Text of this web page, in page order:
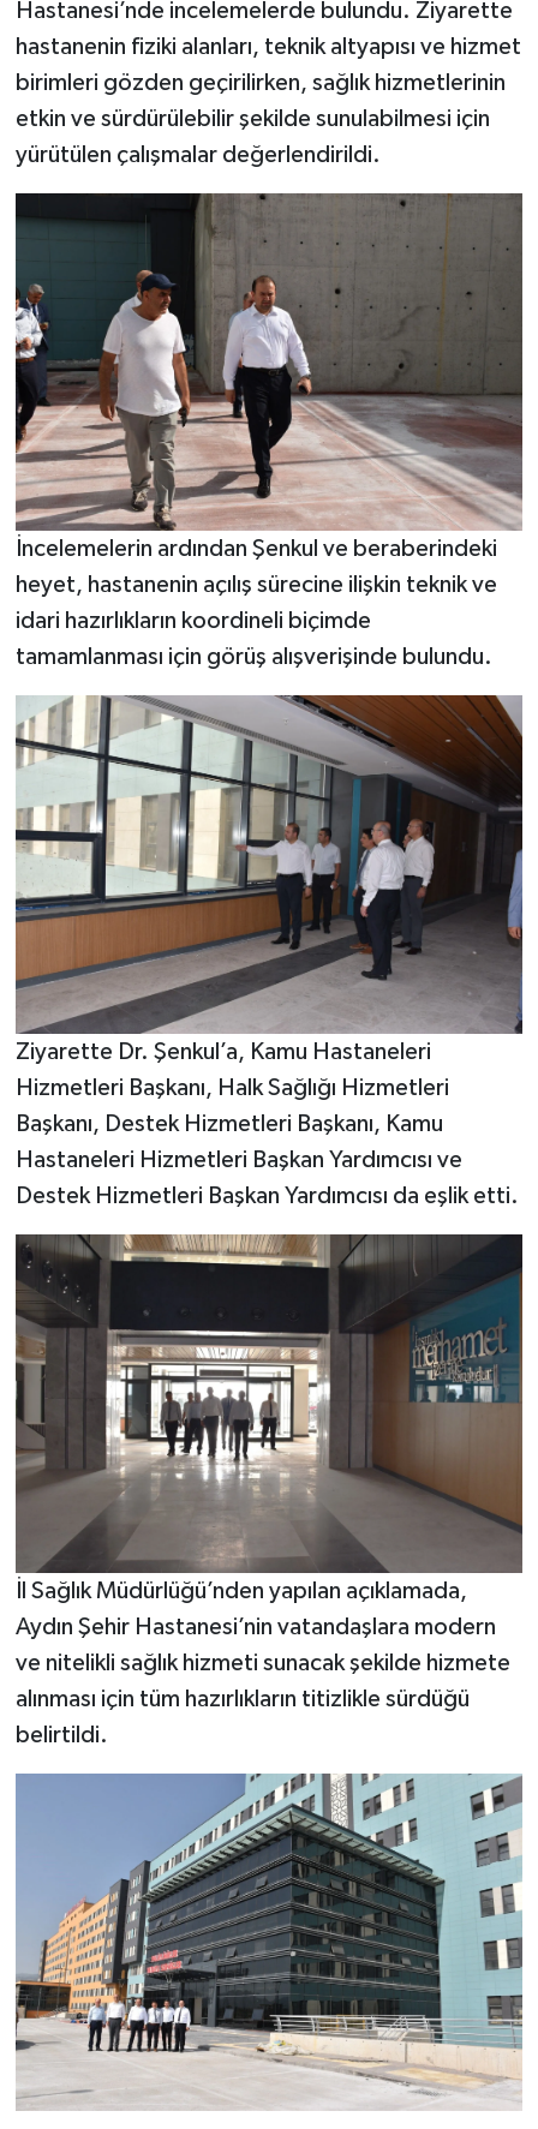
Hastanesi’nde incelemelerde bulundu. Ziyarette
hastanenin fiziki alanları, teknik altyapısı ve hizmet
birimleri gözden geçirilirken, sağlık hizmetlerinin
etkin ve sürdürülebilir şekilde sunulabilmesi için
yürütülen çalışmalar değerlendirildi.
İncelemelerin ardından Şenkul ve beraberindeki
heyet, hastanenin açılış sürecine ilişkin teknik ve
idari hazırlıkların koordineli biçimde
tamamlanması için görüş alışverişinde bulundu.
Ziyarette Dr. Şenkul’a, Kamu Hastaneleri
Hizmetleri Başkanı, Halk Sağlığı Hizmetleri
Başkanı, Destek Hizmetleri Başkanı, Kamu
Hastaneleri Hizmetleri Başkan Yardımcısı ve
Destek Hizmetleri Başkan Yardımcısı da eşlik etti.
İl Sağlık Müdürlüğü’nden yapılan açıklamada,
Aydın Şehir Hastanesi’nin vatandaşlara modern
ve nitelikli sağlık hizmeti sunacak şekilde hizmete
alınması için tüm hazırlıkların titizlikle sürdüğü
belirtildi.
Video